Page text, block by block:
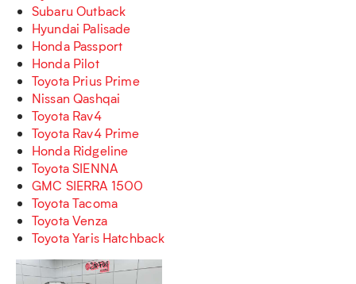
Subaru Outback
Hyundai Palisade
Honda Passport
Honda Pilot
Toyota Prius Prime
Nissan Qashqai
Toyota Rav4
Toyota Rav4 Prime
Honda Ridgeline
Toyota SIENNA
GMC SIERRA 1500
Toyota Tacoma
Toyota Venza
Toyota Yaris Hatchback